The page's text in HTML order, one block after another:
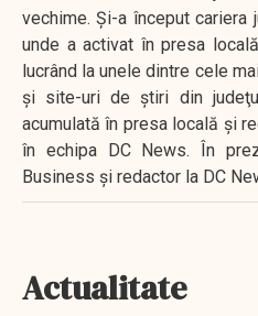
vechime. Şi-a început
unde a activat în presa
lucrând la unele dintre cele
şi site-uri de ştiri din
acumulată în presa locală şi
în echipa DC News. În
Business şi redactor la DC
Actualitate